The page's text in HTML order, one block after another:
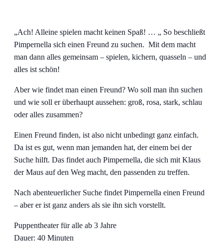
„Ach! Alleine spielen macht keinen Spaß! … „ So beschließt
Pimpernella sich einen Freund zu suchen. Mit dem macht
man dann alles gemeinsam – spielen, kichern, quasseln – und
alles ist schön!
Aber wie findet man einen Freund? Wo soll man ihn suchen
und wie soll er überhaupt aussehen: groß, rosa, stark, schlau
oder alles zusammen?
Einen Freund finden, ist also nicht unbedingt ganz einfach.
Da ist es gut, wenn man jemanden hat, der einem bei der
Suche hilft. Das findet auch Pimpernella, die sich mit Klaus
der Maus auf den Weg macht, den passenden zu treffen.
Nach abenteuerlicher Suche findet Pimpernella einen Freund
– aber er ist ganz anders als sie ihn sich vorstellt.
Puppentheater für alle ab 3 Jahre
Dauer: 40 Minuten